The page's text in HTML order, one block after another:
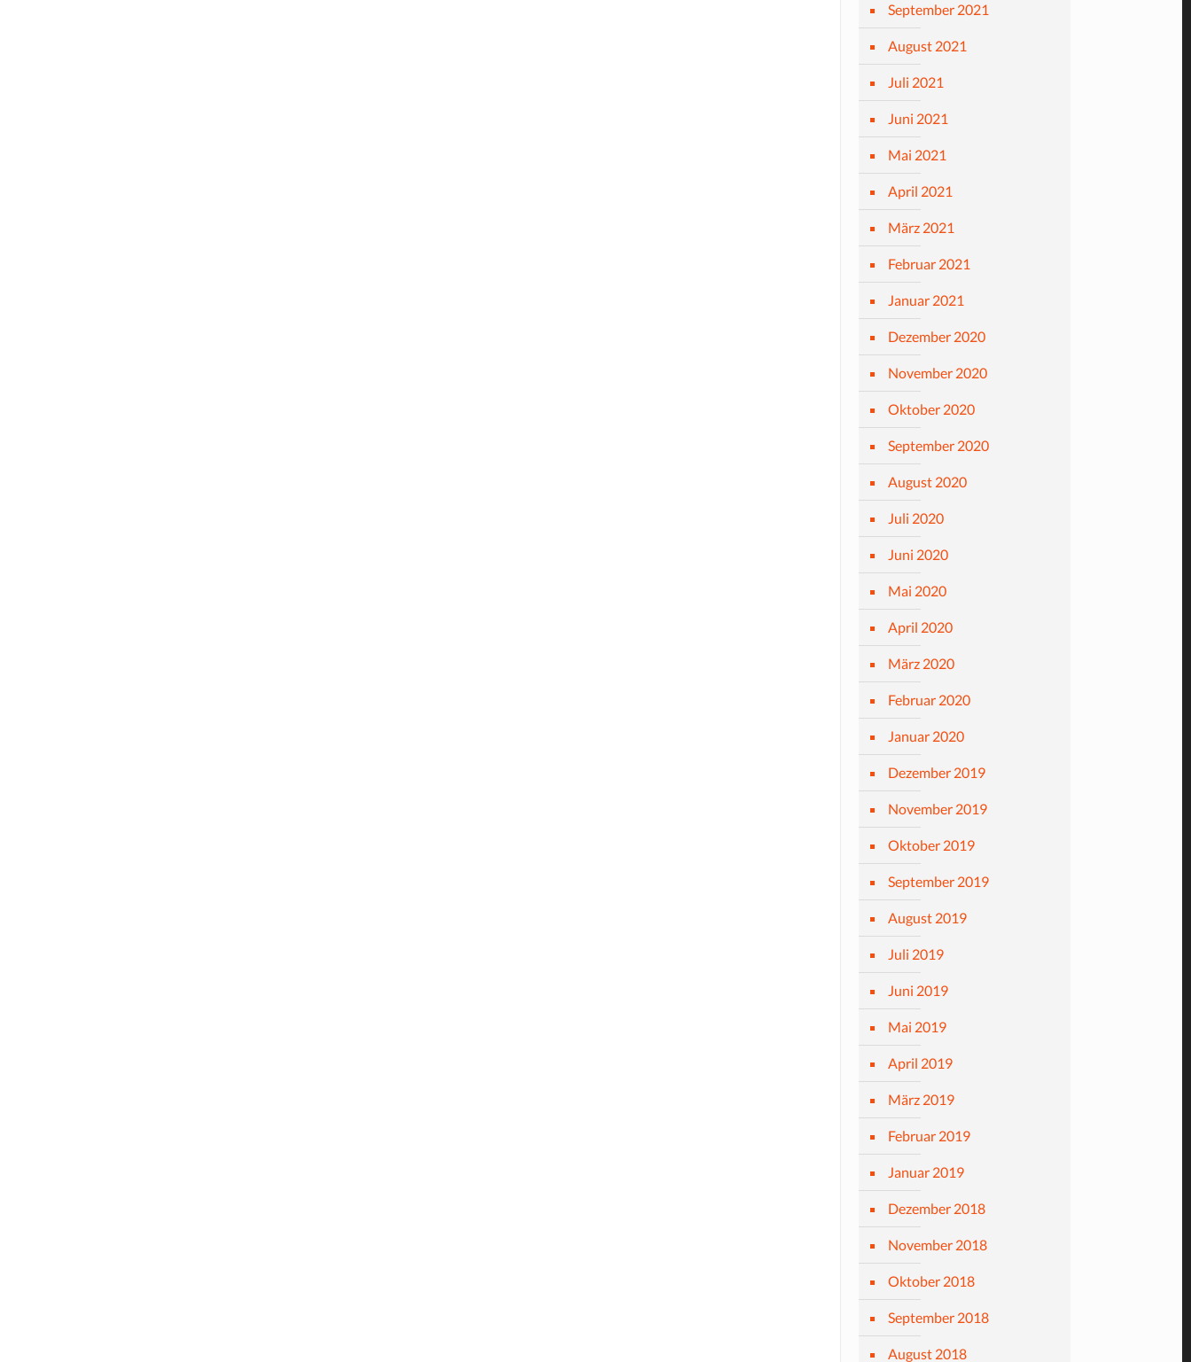
September 2021
August 2021
Juli 2021
Juni 2021
Mai 2021
April 2021
März 2021
Februar 2021
Januar 2021
Dezember 2020
November 2020
Oktober 2020
September 2020
August 2020
Juli 2020
Juni 2020
Mai 2020
April 2020
März 2020
Februar 2020
Januar 2020
Dezember 2019
November 2019
Oktober 2019
September 2019
August 2019
Juli 2019
Juni 2019
Mai 2019
April 2019
März 2019
Februar 2019
Januar 2019
Dezember 2018
November 2018
Oktober 2018
September 2018
August 2018